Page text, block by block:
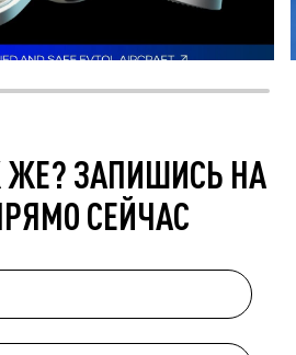
ЖЕ? ЗАПИШИСЬ НА
СЕЙЧАС